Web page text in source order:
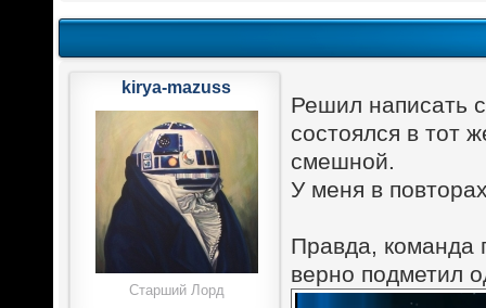
Решил написать
состоялся в тот
смешной.
У меня в
Правда, команда
верно подметил
kirya-mazuss
Старший Лорд